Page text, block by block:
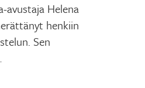
avustaja Helena
henkiin
Sen